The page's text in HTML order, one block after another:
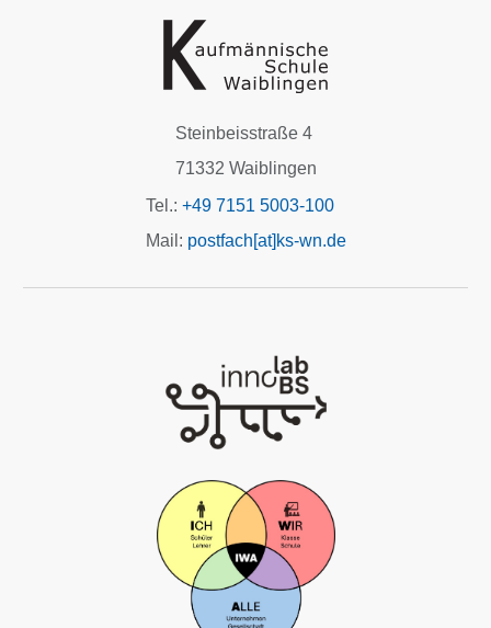
Steinbeisstraße 4
71332 Waiblingen
Tel.: +49 7151 5003-100
Mail: postfach[at]ks-wn.de